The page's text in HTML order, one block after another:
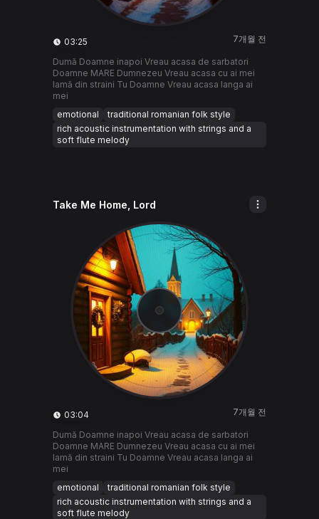
03:25 7개월 전
Dumă Doamne inapoi Vreau acasa de sarbatori
Doamne MARE Dumnezeu Vreau acasa cu ai mei
Iamă din straini Tu Doamne Vreau acasa langa ai
mei
emotional
traditional romanian folk style
rich acoustic instrumentation with strings and a
soft flute melody
Take Me Home, Lord
03:04 7개월 전
Dumă Doamne inapoi Vreau acasa de sarbatori
Doamne MARE Dumnezeu Vreau acasa cu ai mei
Iamă din straini Tu Doamne Vreau acasa langa ai
mei
emotional
traditional romanian folk style
rich acoustic instrumentation with strings and a
soft flute melody